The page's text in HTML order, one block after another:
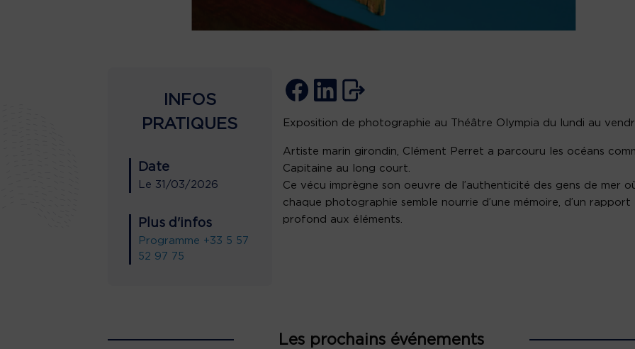
INFOS
PRATIQUES
Date
Le 31/03/2026
Plus d'infos
Programme +33 5 57
52 97 75
Exposition de photographie au Théâtre Olympia du lundi au
Artiste marin girondin, Clément Perret a parcouru les océans
Capitaine au long court.
Ce vécu imprègne son oeuvre de l’authenticité des gens de mer
chaque photographie semble nourrie d’une mémoire, d’un rapport
profond aux éléments.
Les prochains événements